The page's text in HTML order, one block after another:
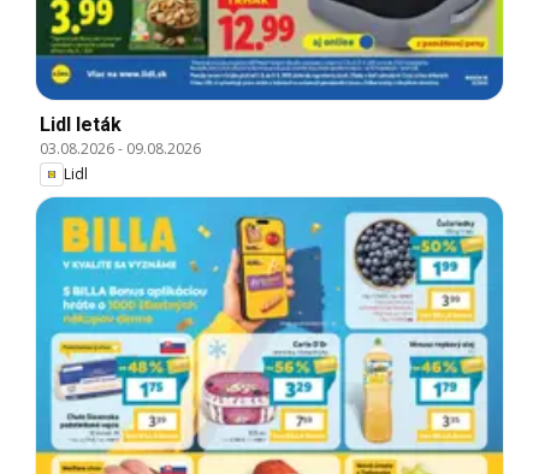
Lidl leták
03.08.2026- 09.08.2026
Lidl